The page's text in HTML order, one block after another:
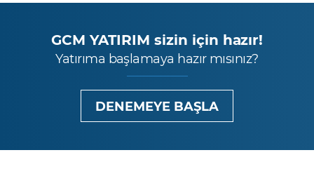
GCM YATIRIM sizin için hazır!
Yatırıma başlamaya hazır mısınız?
DENEMEYE BAŞLA